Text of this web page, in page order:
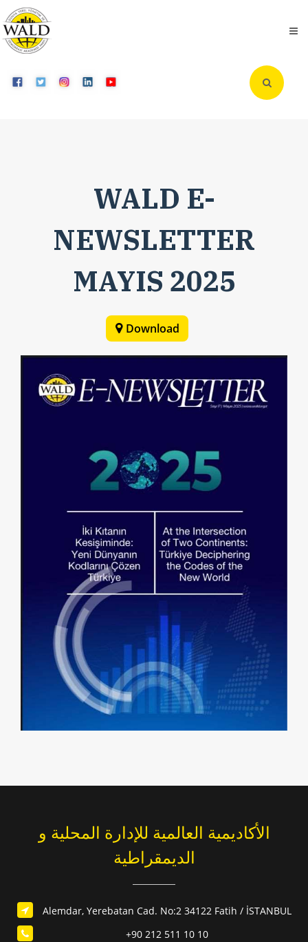
WALD E-
NEWSLETTER
MAYIS 2025
Download
الأكاديمية العالمية للإدارة المحلية و
الديمقراطية
Alemdar, Yerebatan Cad. No:2 34122 Fatih / İSTANBUL
+90 212 511 10 10